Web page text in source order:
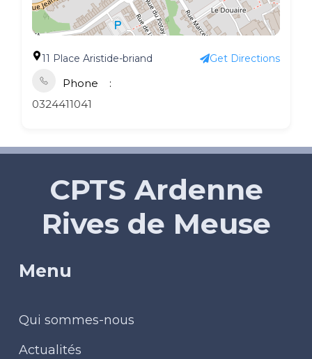
11 Place Aristide-briand Get Directions
Phone
0324411041
CPTS Ardenne
Rives de Meuse
Menu
Qui sommes-nous
Actualités